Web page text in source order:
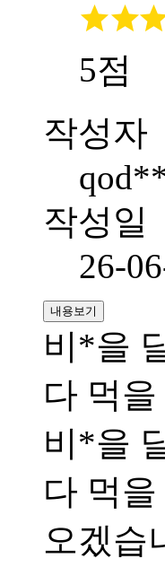
5점
작성자
작성일
26-
내용보기
비*을
다 먹
비*을
다 먹
오겠습